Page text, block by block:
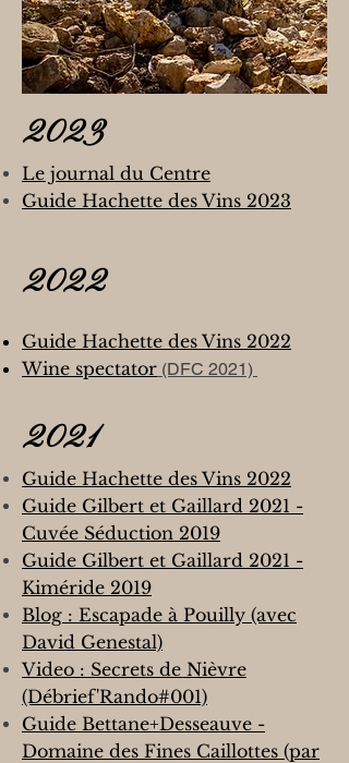
2023
Le journal du Centre
Guide Hachette des Vins 2023
2022
Guide Hachette des Vins 2022
Wine spectator (DFC 2021)
2021
Guide Hachette des Vins 2022
Guide Gilbert et Gaillard 2021 -
Cuvée Séduction 2019
Guide Gilbert et Gaillard 2021 -
Kiméride 2019
Blog : Escapade à Pouilly (avec
David Genestal)
Video : Secrets de Nièvre
(Débrief'Rando#001)
Guide Bettane+Desseauve -
Domaine des Fines Caillottes (par